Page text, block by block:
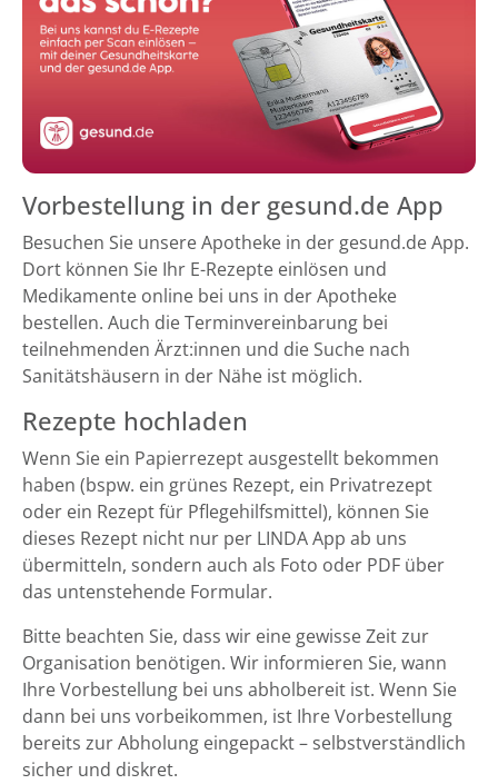
Vorbestellung in der gesund.de App
Besuchen Sie unsere Apotheke in der gesund.de App.
Dort können Sie Ihr E-Rezepte einlösen und
Medikamente online bei uns in der Apotheke
bestellen. Auch die Terminvereinbarung bei
teilnehmenden Ärzt:innen und die Suche nach
Sanitätshäusern in der Nähe ist möglich.
Rezepte hochladen
Wenn Sie ein Papierrezept ausgestellt bekommen
haben (bspw. ein grünes Rezept, ein Privatrezept
oder ein Rezept für Pflegehilfsmittel), können Sie
dieses Rezept nicht nur per LINDA App ab uns
übermitteln, sondern auch als Foto oder PDF über
das untenstehende Formular.
Bitte beachten Sie, dass wir eine gewisse Zeit zur
Organisation benötigen. Wir informieren Sie, wann
Ihre Vorbestellung bei uns abholbereit ist. Wenn Sie
dann bei uns vorbeikommen, ist Ihre Vorbestellung
bereits zur Abholung eingepackt – selbstverständlich
sicher und diskret.